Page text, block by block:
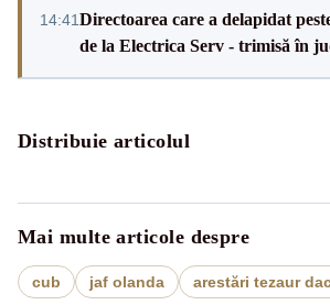
14:41Directoarea care a delapidat
de la Electrica Serv - trimisă în
Distribuie articolul
Mai multe articole despre
cub jaf olanda arestări tezaur